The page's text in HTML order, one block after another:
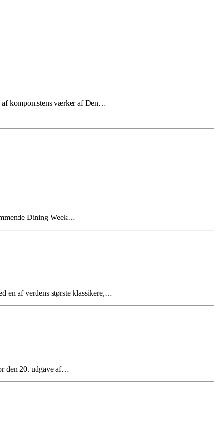
af komponistens værker af Den…
Dining Week…
en af verdens største klassikere,…
den 20. udgave af…